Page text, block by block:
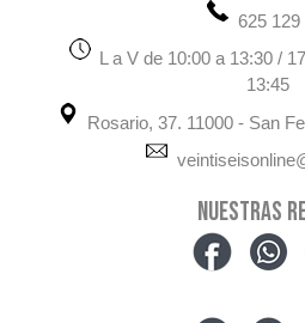
625 129
L a V de 10:00 a 13:30 /
13:45
Rosario, 37. 11000 - San
NUESTRAS